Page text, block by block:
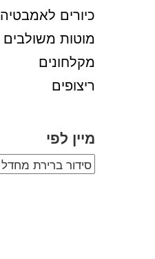
כיורים לאמבטיה
מוטות משולבים
מקלחונים
ריצופים
מיין לפי